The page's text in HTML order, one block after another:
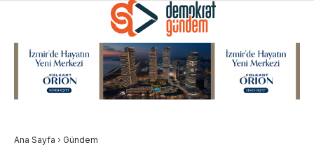
Ana Sayfa › Gündem